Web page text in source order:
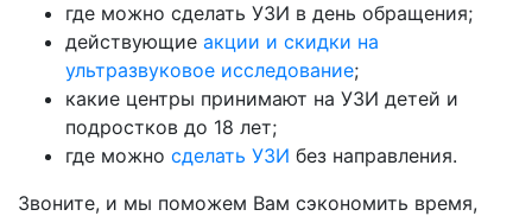
где можно сделать УЗИ в день обращения;
действующие акции и скидки на
ультразвуковое исследование;
какие центры принимают на УЗИ детей и
подростков до 18 лет;
где можно сделать УЗИ без направления.
Звоните, и мы поможем Вам сэкономить время,